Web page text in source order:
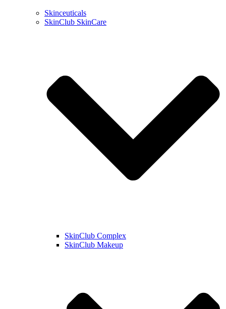
Skinceuticals
SkinClub SkinCare
SkinClub Complex
SkinClub Makeup